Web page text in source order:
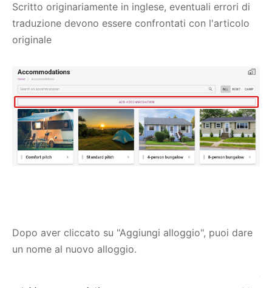
Scritto originariamente in inglese, eventuali errori di
traduzione devono essere confrontati con l'articolo
originale
Dopo aver cliccato su "Aggiungi alloggio", puoi dare
un nome al nuovo alloggio.